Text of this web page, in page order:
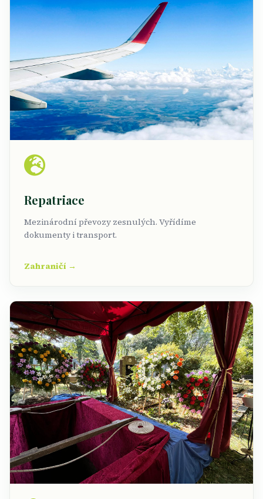
Repatriace
Mezinárodní převozy zesnulých. Vyřídíme
dokumenty i transport.
Zahraničí →